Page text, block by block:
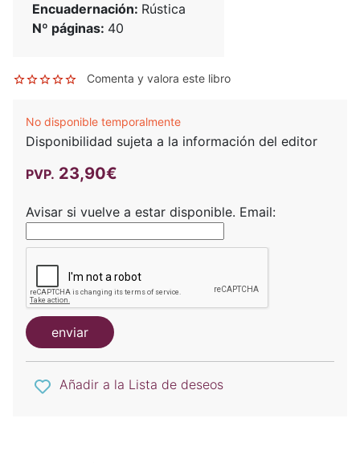
Encuadernación: Rústica
Nº páginas: 40
Comenta y valora este libro
No disponible temporalmente
Disponibilidad sujeta a la información del editor
PVP. 23,90€
Avisar si vuelve a estar disponible. Email:
enviar
Añadir a la Lista de deseos